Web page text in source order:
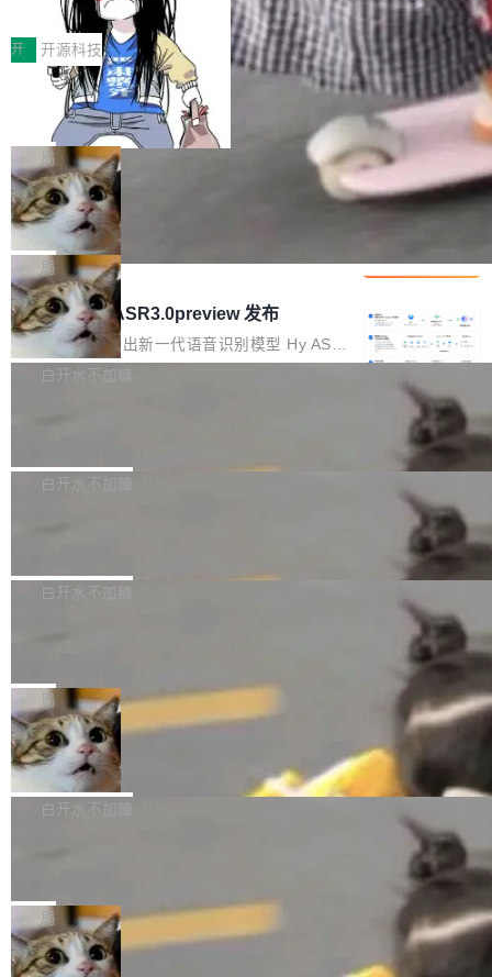
得住、用得稳、省得下、更安全！ 一、从现在开
始，Token使用一目...
q2Seq 和 DocAI 的共同发明人）以及 Oriol Vin
yals（Gemini 联合负责人，AlphaSta...
中文驱动的数字员工，自主理解需求、规划步
骤、编写代码。不挑模型、不挑平台，curl 一行
装完即用。 开源地址：Gitee · GitCode · GitHu
b 安装 支持 Java 8+（8~26）、macOS / Linu
x / Windows / Harmony PC。 # macOS / Linu
x / Harmony PC curl -fsSL https://solon.noea
r.org/solon...
价值潜能：华为云码道（CodeArts）
代码仓技术解析
一、代码仓深度理解技术的作用与价值 在软件工
程实践中，代码仓是企业核心知识资产的主要载
体。企业级代码仓库通常包含数十万乃至数百万
个文件，其规模远超单次模型调用可承载的上下
文窗口。随着项目规模的持续扩张与代码历史的
不断累积，代码仓中的模块关系、接口契约、业
务逻辑等关键信息往往分散于数十乃至数百个文
件之中，形成高度复杂的知识关联网络。传统的
代码检索手段（如关键词匹配、目录遍历）仅能
在语法层面完成文本定位，难以触及代码的语义
内涵与结构关联，导致开发者使用代码智能体在
理解大规模代码仓时面临显著"代码仓理解"瓶
颈。 代码仓深度理解服务（以下简称" CodeBas
e深度理解服务"）是华为云码道（CodeA...
开 开源科技
一条“删库”命令跑 17 小时，算法工程
师删光 89TB 数据只为干私活
最高人民检察院8月4日公布了一起案件：北京一
名90后算法工程师王某，为了给自己接的私活腾
服务器空间，删光了公司AI游戏部门的全部核心
数据。 王某2024年1月入职东城区某科技公司AI
短剧部门，有互联网大厂背景。在公司内部架构
调整期间，部门三次通知全员将数据从A集群迁
移到B集群，王某都回复了"收到"。 他没有迁移
数据。2024年9月3日下午4点，他使用此前登录
的账号密码进入A集群，输入了一条被程序员圈
称为"删库跑路"的命令——最高管理员权限、无
自研的多个文生3D和...
局
Cloudflare 分享推理优化实践：KV ca
che 量化 + 权重压缩，吞吐量提升 4
1%，成本降 30%
Kimi 和 GLM 是当前最强的大模型系列之一，但
它们有一个共同的问题：太吃显存了。月之暗面
的 Kimi K 系列和智谱的 GLM 都是长上下文、M
oE 架构的大模型，好用到让人上瘾，但 GPU 显
存永远不够用。 Cloudflare 的 Workers AI 团队
一直在跑这些模型的推理。他们在官方博客上发
整性保护。效果是：吞吐量提升 41%，每 token
局
腾讯混元 Hy ASR3.0preview 发布
腾讯混元正式推出新一代语音识别模型 Hy ASR
3.0preview。基于最新一代大语言模型 Hy3 的
让语音识别不再只是听清，而是真正听懂。通过
w 不要求标准普通话，方言识别覆盖粤语、吴语
白开水不加糖
新和少量网页兼容性修复版本。 Changes/fixe
容提供的字体时出现的几个问题 为避免音频加
质的最低采样率）的音频格式将被拒绝 修复了 C
SS 圆角虚线样式中可能存在的问题 如果表单中
的图像元素不在同一个子树中，则它们将不再关
联 加...
白开水不加糖
发布的 Release Notes，他利用 AI 工具（如 Co
最强的若干项。对于尚未正式发版的 PG 19，则
通过拉取过去一年内（从 PG 18 Beta1 时间点
至今）的所有 commit，同样交由 AI 分析提炼。
经过人工复核，准确度令人满意。这一方法也为
社区爱好者提供了高效跟踪新版本的思路。
白开水不加糖
维护工作一直与我的日常工作、家务、社交生活
和休闲娱乐竞争时间。" 这是 libexpat 维护者 S
ebastian Pipping 写在博客里的话。8 月 4 日，
他宣布了一个新消息：从 2026 年 8 月 1 日起，
他可以全职维护 libexpat 了，最长 6 个月。发
库之一。你的操作系统、浏览器、无数的基础设
施软件，很可能都在用它。而过去十年，维护它
的人一直在用业余...
局
Firefox 153.0.3 发布
Firefox 153.0.3 现已发布，具体更新内容如
下： New Smart Window 包含多项增强功能：
gi?id=2019042">Bug&nbsp;2019042</a>）</l
i> <li>现在，助手可以直接使用 Exa 的网络搜索
结果回答问题，而无需将问题转交给搜索引擎。
白开水不加糖
的 npm 包。项目的核心论点是：容器不适合 Ag
ent 计算。真正适合的，是 Isolate。 Cloudflare
工程师在这件事上没什么可谦虚的——他们用 W
局
OpenAI 公开邮件和聊天记录回应苹果